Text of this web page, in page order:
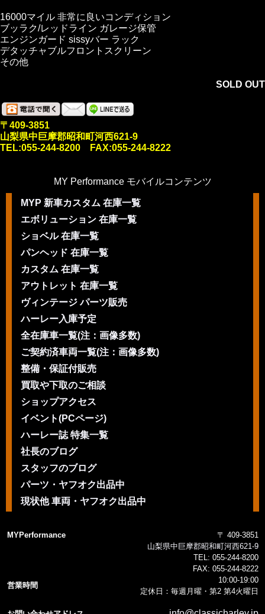
16000マイル 非常に良いコンディション
ブッラク/レッドライン ガレージ保管
エンジンガード sissyバー ラック
デタッチャブルフロントスクリーン
その他
SOLD OUT
〒409-3851
山梨県中巨摩郡昭和町河西621-9
TEL:055-244-8200 FAX:055-244-8222
MY Performance モバイルコンテンツ
MYP 新車カスタム 在庫一覧
エボリューション 在庫一覧
ショベル 在庫一覧
パンヘッド 在庫一覧
カスタム 在庫一覧
アウトレット 在庫一覧
ヴィンテージ パーツ販売
ハーレー入庫予定
全在庫車一覧(注：画像多数)
ご契約済車両一覧(注：画像多数)
整備・保証付販売
買取や下取のご相談
ショップアクセス
イベント(PCページ)
ハーレー誌 特集一覧
社長のブログ
スタッフのブログ
パーツ・ヤフオク出品中
現状他 車両・ヤフオク出品中
MYPerformance
〒 409-3851
山梨県中巨摩郡昭和町河西621-9
TEL: 055-244-8200
FAX: 055-244-8222
営業時間
10:00-19:00
定休日：毎週月曜・第2 第4火曜日